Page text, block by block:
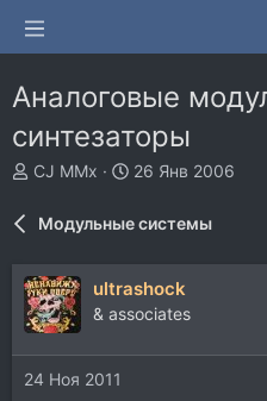
Аналоговые
синтезаторы
А
т
р
т
е
м
CJ MMx
Д
н
а
26 Янв 2006
Модульные системы
ultrashock
& associates
24 Ноя 2011